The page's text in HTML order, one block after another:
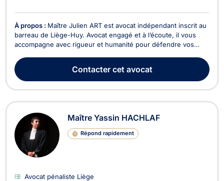
À propos : Maître Julien ART est avocat indépendant inscrit au
barreau de Liège-Huy. Avocat engagé et à l’écoute, il vous
accompagne avec rigueur et humanité pour défendre vos
intervient notamment en droit civil, droit de la famille, droit des
mineurs ainsi qu’en droit pénal. Ses c...
Contactercet avocat
Maître Yassin HACHLAF
Répond rapidement
Avocat pénaliste Liège